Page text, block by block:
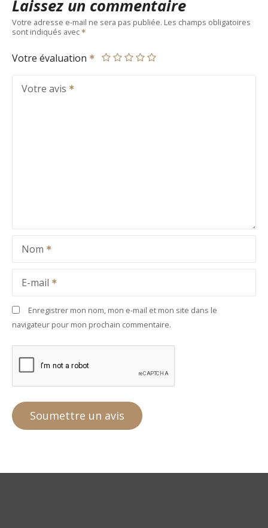
Laissez un commentaire
Votre adresse e-mail ne sera pas publiée. Les champs obligatoires
sont indiqués avec
Votre évaluation
Votre avis
Nom
E-mail
Enregistrer mon nom, mon e-mail et mon site dans le
navigateur pour mon prochain commentaire.